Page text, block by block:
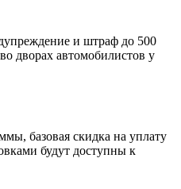
и штраф до 500
дворах автомобилистов у
базовая скидка на уплату
будут доступны к